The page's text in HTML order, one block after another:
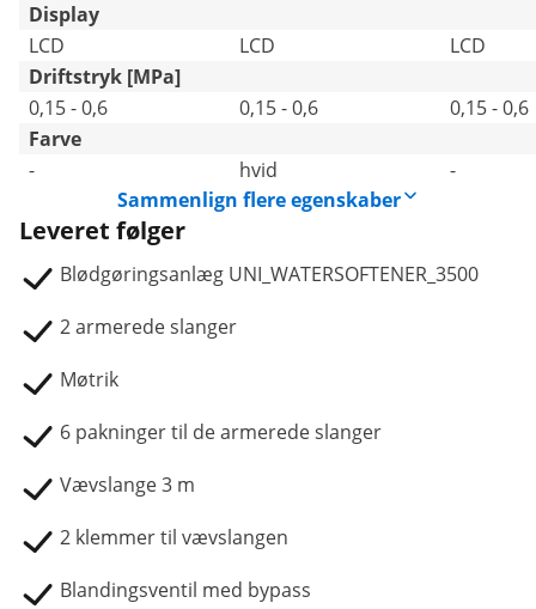
Display
LCD
LCD
LCD
Driftstryk [MPa]
0,15 - 0,6
0,15 - 0,6
0,15 - 0,6
Farve
-
hvid
-
Sammenlign flere egenskaber
Leveret følger
Blødgøringsanlæg UNI_WATERSOFTENER_3500
2 armerede slanger
Møtrik
6 pakninger til de armerede slanger
Vævslange 3 m
2 klemmer til vævslangen
Blandingsventil med bypass